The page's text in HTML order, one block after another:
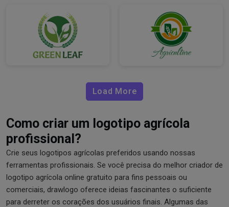
Load More
Como criar um logotipo agrícola
profissional?
Crie seus logotipos agrícolas preferidos usando nossas
ferramentas profissionais. Se você precisa do melhor criador de
logotipo agrícola online gratuito para fins pessoais ou
comerciais, drawlogo oferece ideias fascinantes o suficiente
para derreter os corações dos usuários finais. Algumas das